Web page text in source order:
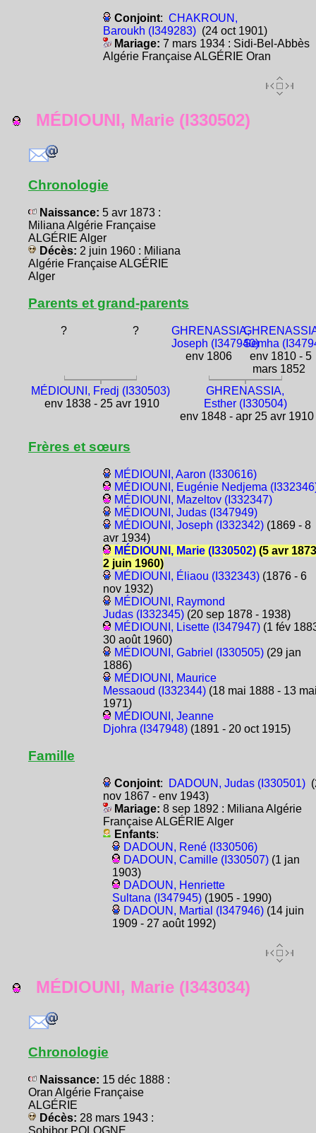
Conjoint: CHAKROUN,
Baroukh (I349283)(24 oct 1901)
Mariage: 7 mars 1934 : Sidi-Bel-Abbès
Algérie Française ALGÉRIE Oran
MÉDIOUNI, Marie (I330502)
Chronologie
Naissance: 5 avr 1873 :
Miliana Algérie Française
ALGÉRIE Alger
Décès: 2 juin 1960 : Miliana
Algérie Française ALGÉRIE
Alger
Parents et grand-parents
? ?
GHRENASSIA,
Joseph (I347940)
env 1806
Semha
env 1810 - 5
mars 1852
MÉDIOUNI, Fredj (I330503)
env 1838 - 25 avr 1910
GHRENASSIA,
Esther (I330504)
env 1848 - apr 25 avr 1910
Frères et sœurs
MÉDIOUNI, Aaron (I330616)
MÉDIOUNI, Eugénie Nedjema
MÉDIOUNI, Mazeltov (I332347)
MÉDIOUNI, Judas (I347949)
MÉDIOUNI, Joseph (I332342)(1869 - 8
avr 1934)
MÉDIOUNI, Marie (I330502)(5 avr
2 juin 1960)
MÉDIOUNI, Éliaou (I332343)(1876 - 6
nov 1932)
MÉDIOUNI, Raymond
Judas (I332345)(20 sep 1878 - 1938)
MÉDIOUNI, Lisette (I347947)(1 fév
30 août 1960)
MÉDIOUNI, Gabriel (I330505)(29 jan
1886)
MÉDIOUNI, Maurice
Messaoud (I332344)(18 mai 1888 - 13
1971)
MÉDIOUNI, Jeanne
Djohra (I347948)(1891 - 20 oct 1915)
Famille
Conjoint: DADOUN, Judas (I330501)
nov 1867 - env 1943)
Mariage: 8 sep 1892 : Miliana Algérie
Française ALGÉRIE Alger
Enfants:
DADOUN, René (I330506)
DADOUN, Camille (I330507)(1 jan
1903)
DADOUN, Henriette
Sultana (I347945)(1905 - 1990)
DADOUN, Martial (I347946)(14 juin
1909 - 27 août 1992)
MÉDIOUNI, Marie (I343034)
Chronologie
Naissance: 15 déc 1888 :
Oran Algérie Française
ALGÉRIE
Décès: 28 mars 1943 :